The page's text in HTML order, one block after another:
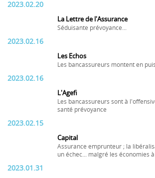
2023.02.20
La Lettre de l'Assurance
Séduisante prévoyance...
2023.02.16
Les Echos
Les bancassureurs montent en
2023.02.16
L'Agefi
Les bancassureurs sont à
santé prévoyance
2023.02.15
Capital
Assurance emprunteur ; la
un échec... malgré les économies
2023.01.31